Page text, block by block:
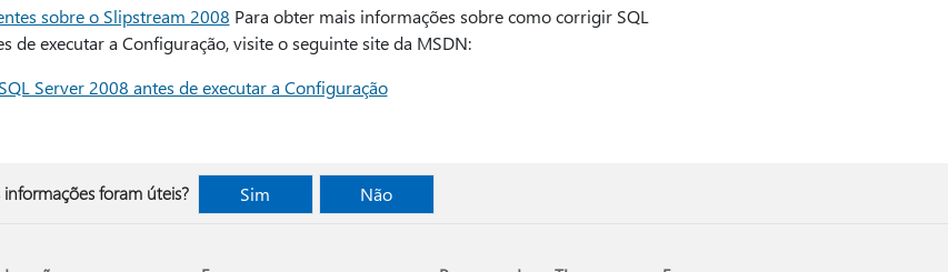
sobre o Slipstream 2008 Para obter mais informações sobre como corrigir SQL
de executar a Configuração, visite o seguinte site da MSDN:
Server 2008 antes de executar a Configuração
informações foram úteis? Sim Não